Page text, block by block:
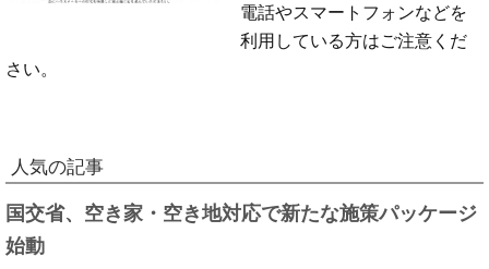
電話やスマートフォンなどを
利用している方はご注意くだ
さい。
人気の記事
国交省、空き家・空き地対応で新たな施策パッケージ
始動